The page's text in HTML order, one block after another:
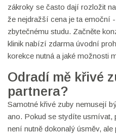
zákroky se často dají rozložit
že nejdražší cena je ta emoční
zbytečnému studu. Začněte
klinik nabízí zdarma úvodní
korekce nutná a jaké možnosti
Odradí mě křivé
partnera?
Samotné křivé zuby nemusejí
ano. Pokud se stydíte usmívat,
není nutně dokonalý úsměv,